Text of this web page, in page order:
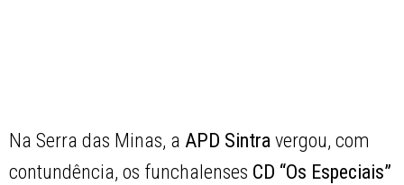
Na Serra das Minas, a APD Sintra vergou, com
contundência, os funchalenses CD “Os Especiais”